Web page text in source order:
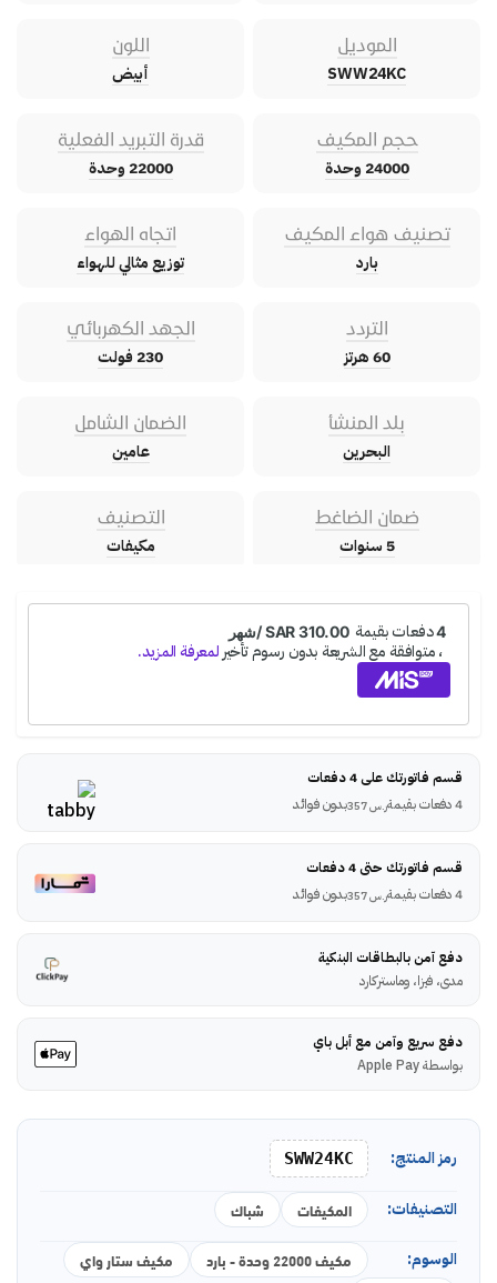
الموديل
SWW24KC
اللون
أبيض
حجم المكيف
24000 وحدة
قدرة التبريد الفعلية
22000 وحدة
تصنيف هواء المكيف
بارد
اتجاه الهواء
توزيع مثالي للهواء
التردد
60 هرتز
الجهد الكهربائي
230 فولت
بلد المنشأ
البحرين
الضمان الشامل
عامين
ضمان الضاغط
5 سنوات
التصنيف
مكيفات
قسم فاتورتك على 4 دفعات
4 دفعات بقيمة
ر.س بدون فوائد
قسم فاتورتك حتى 4 دفعات
4 دفعات بقيمة
ر.س بدون فوائد
دفع آمن بالبطاقات البنكية
مدى، فيزا، وماستركارد
دفع سريع وآمن مع أبل باي
بواسطة Apple Pay
رمز المنتج: SWW24KC
التصنيفات: المكيفات شباك
الوسوم: مكيف 22000 وحدة - بارد مكيف ستار واي